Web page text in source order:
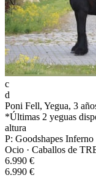
c
d
Poni Fell, Yegua, 3
*Últimas 2 yeguas
altura
P: Goodshapes
Ocio · Caballos de
6.990 €
6.990 €